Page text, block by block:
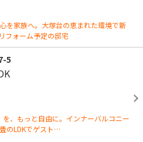
を家族へ。大塚台の恵まれた環境で新
フォーム予定の邸宅
5
、もっと自由に。インナーバルコニー
のLDKでゲスト…